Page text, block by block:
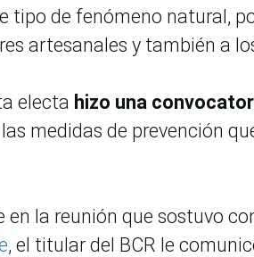
tipo de fenómeno natural,
artesanales y también a
electa hizo una
medidas de prevención
en la reunión que sostuvo
, el titular del BCR le